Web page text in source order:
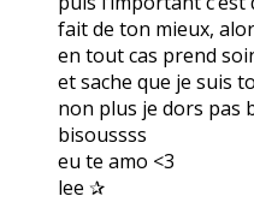
fait de ton mieux,
en tout cas prend
et sache que je suis
non plus je dors pas
bisoussss
eu te amo <3
lee ✰